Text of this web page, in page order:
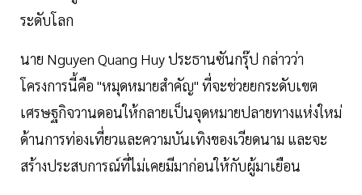
ระดับโลก
นาย Nguyen Quang Huy ประธานซันกรุ๊ป กล่าวว่า
โครงการนี้คือ "หมุดหมายสำคัญ" ที่จะช่วยยกระดับเขต
เศรษฐกิจวานดอนให้กลายเป็นจุดหมายปลายทางแห่งใหม่
ด้านการท่องเที่ยวและความบันเทิงของเวียดนาม และจะ
สร้างประสบการณ์ที่ไม่เคยมีมาก่อนให้กับผู้มาเยือน